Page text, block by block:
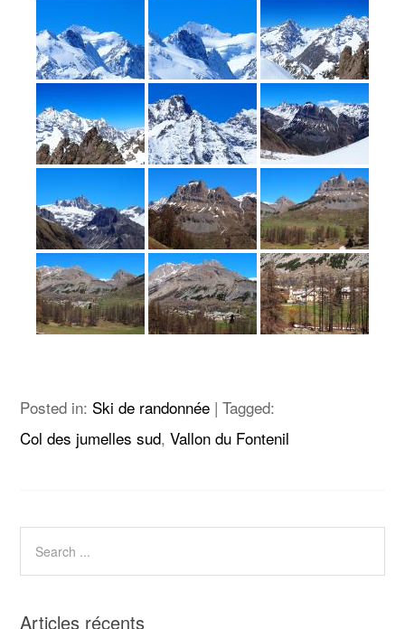
Posted in: Ski de randonnée |Tagged:
Col des jumelles sud,Vallon du Fontenil
Articles récents